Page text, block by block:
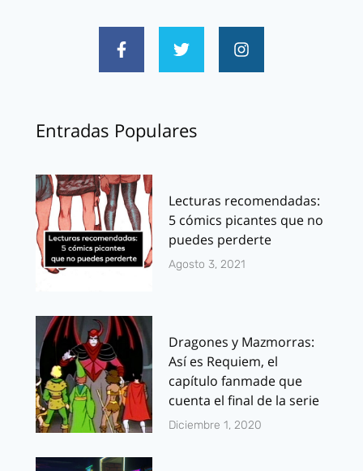
Entradas Populares
Lecturas recomendadas:
5 cómics picantes que no
puedes perderte
Agosto 3, 2021
Dragones y Mazmorras:
Así es Requiem, el
capítulo fanmade que
cuenta el final de la serie
Diciembre 1, 2020